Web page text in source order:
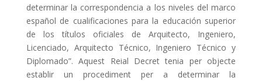
determinar la correspondencia a los niveles del marco
español de cualificaciones para la educación superior
de los títulos oficiales de Arquitecto, Ingeniero,
Licenciado, Arquitecto Técnico, Ingeniero Técnico y
Diplomado”. Aquest Reial Decret tenia per objecte
establir un procediment per a determinar la